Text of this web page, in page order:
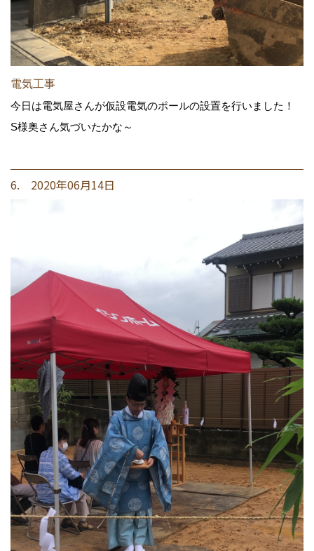
電気工事
今日は電気屋さんが仮設電気のポールの設置を行いました！
S様奥さん気づいたかな～
6. 2020年06月14日